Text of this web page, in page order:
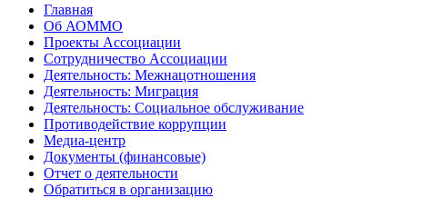
Главная
Об АОММО
Проекты Ассоциации
Сотрудничество Ассоциации
Деятельность: Межнацотношения
Деятельность: Миграция
Деятельность: Социальное обслуживание
Противодействие коррупции
Медиа-центр
Документы (финансовые)
Отчет о деятельности
Обратиться в организацию